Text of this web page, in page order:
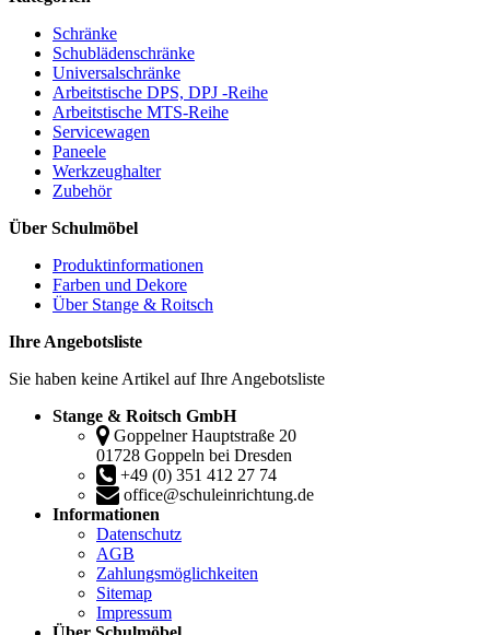
Schränke
Schublädenschränke
Universalschränke
Arbeitstische DPS, DPJ -Reihe
Arbeitstische MTS-Reihe
Servicewagen
Paneele
Werkzeughalter
Zubehör
Über Schulmöbel
Produktinformationen
Farben und Dekore
Über Stange & Roitsch
Ihre Angebotsliste
Sie haben keine Artikel auf Ihre Angebotsliste
Stange & Roitsch GmbH
Goppelner Hauptstraße 20
01728 Goppeln bei Dresden
+49 (0) 351 412 27 74
office@schuleinrichtung.de
Informationen
Datenschutz
AGB
Zahlungsmöglichkeiten
Sitemap
Impressum